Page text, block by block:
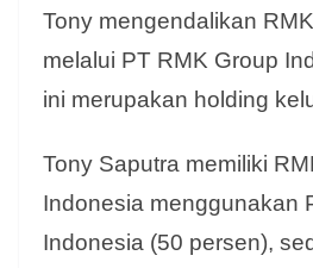
Tony mengendalikan
melalui PT RMK Group
ini merupakan holding
Tony Saputra memiliki
Indonesia menggunakan
Indonesia (50 persen),